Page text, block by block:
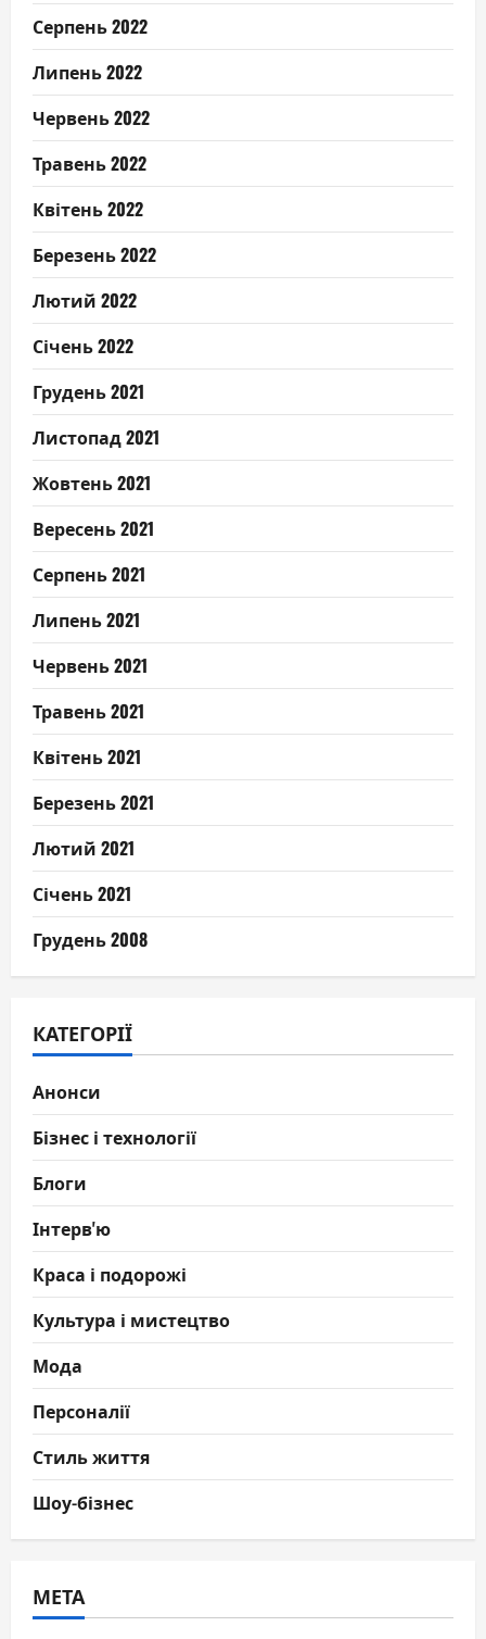
Серпень 2022
Липень 2022
Червень 2022
Травень 2022
Квітень 2022
Березень 2022
Лютий 2022
Січень 2022
Грудень 2021
Листопад 2021
Жовтень 2021
Вересень 2021
Серпень 2021
Липень 2021
Червень 2021
Травень 2021
Квітень 2021
Березень 2021
Лютий 2021
Січень 2021
Грудень 2008
КАТЕГОРІЇ
Анонси
Бізнес і технології
Блоги
Інтерв'ю
Краса і подорожі
Культура і мистецтво
Мода
Персоналії
Стиль життя
Шоу-бізнес
МЕТА